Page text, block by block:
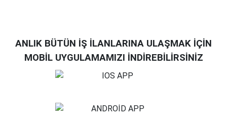
ANLIK BÜTÜN İŞ İLANLARINA ULAŞMAK İÇİN
MOBİL UYGULAMAMIZI İNDİREBİLİRSİNİZ